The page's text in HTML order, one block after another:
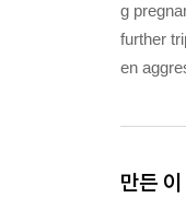
g
further
en
만든